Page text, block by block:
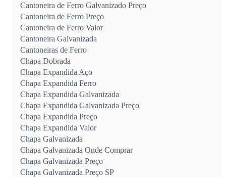
Cantoneira de Ferro Galvanizado Preço
Cantoneira de Ferro Preço
Cantoneira de Ferro Valor
Cantoneira Galvanizada
Cantoneiras de Ferro
Chapa Dobrada
Chapa Expandida Aço
Chapa Expandida Ferro
Chapa Expandida Galvanizada
Chapa Expandida Galvanizada Preço
Chapa Expandida Preço
Chapa Expandida Valor
Chapa Galvanizada
Chapa Galvanizada Onde Comprar
Chapa Galvanizada Preço
Chapa Galvanizada Preço SP